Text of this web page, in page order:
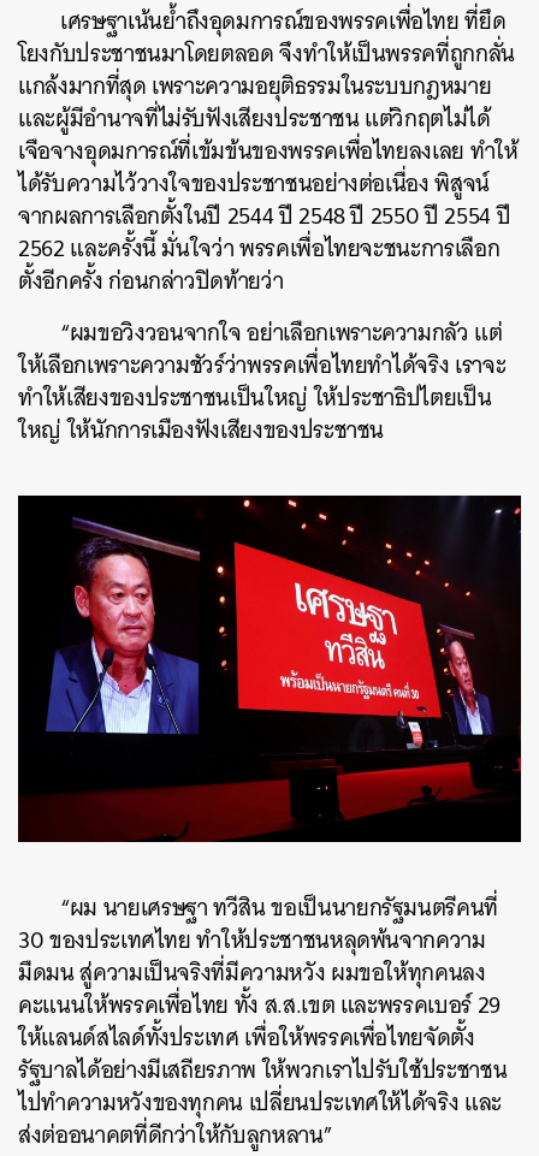
เศรษฐาเน้นย้ำถึงอุดมการณ์ของพรรคเพื่อไทย ที่ยึด
โยงกับประชาชนมาโดยตลอด จึงทำให้เป็นพรรคที่ถูกกลั่น
แกล้งมากที่สุด เพราะความอยุติธรรมในระบบกฎหมาย
และผู้มีอำนาจที่ไม่รับฟังเสียงประชาชน แต่วิกฤตไม่ได้
เจือจางอุดมการณ์ที่เข้มข้นของพรรคเพื่อไทยลงเลย ทำให้
ได้รับความไว้วางใจของประชาชนอย่างต่อเนื่อง พิสูจน์
จากผลการเลือกตั้งในปี 2544 ปี 2548 ปี 2550 ปี 2554 ปี
2562 และครั้งนี้ มั่นใจว่า พรรคเพื่อไทยจะชนะการเลือก
ตั้งอีกครั้ง ก่อนกล่าวปิดท้ายว่า
“ผมขอวิงวอนจากใจ อย่าเลือกเพราะความกลัว แต่
ให้เลือกเพราะความชัวร์ว่าพรรคเพื่อไทยทำได้จริง เราจะ
ทำให้เสียงของประชาชนเป็นใหญ่ ให้ประชาธิปไตยเป็น
ใหญ่ ให้นักการเมืองฟังเสียงของประชาชน
“ผม นายเศรษฐา ทวีสิน ขอเป็นนายกรัฐมนตรีคนที่
30 ของประเทศไทย ทำให้ประชาชนหลุดพ้นจากความ
มืดมน สู่ความเป็นจริงที่มีความหวัง ผมขอให้ทุกคนลง
คะแนนให้พรรคเพื่อไทย ทั้ง ส.ส.เขต และพรรคเบอร์ 29
ให้แลนด์สไลด์ทั้งประเทศ เพื่อให้พรรคเพื่อไทยจัดตั้ง
รัฐบาลได้อย่างมีเสถียรภาพ ให้พวกเราไปรับใช้ประชาชน
ไปทำความหวังของทุกคน เปลี่ยนประเทศให้ได้จริง และ
ส่งต่ออนาคตที่ดีกว่าให้กับลูกหลาน”